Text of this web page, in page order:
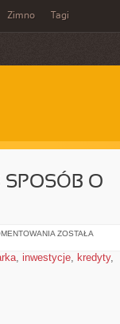
Zimno Tagi
SPOSÓB O
WSKAZANE
W
ZOSTAŁA
, inwestycje, kredyty,